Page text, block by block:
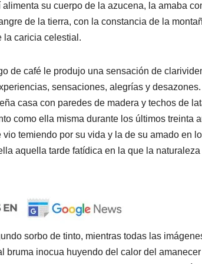
su cuerpo de la azucena, la amaba
de la tierra, con la constancia de la
la caricia celestial.
de café le produjo una sensación de
sensaciones, alegrías y
casa con paredes de madera y techos de
como ella misma durante los últimos treinta
vio temiendo por su vida y la de su amado en
aquella tarde fatídica en la que la
sorbo de tinto, mientras todas las
bruma inocua huyendo del calor del